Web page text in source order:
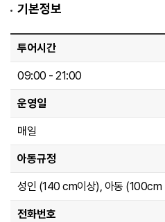
4 인승 (2 - 3pax)
일반
성인 82,069 원
아동
유아
60세이상
기본정보
투어시간
09:00 - 21:00
운영일
매일
아동규정
성인 (140 cm이상), 아동
전화번호